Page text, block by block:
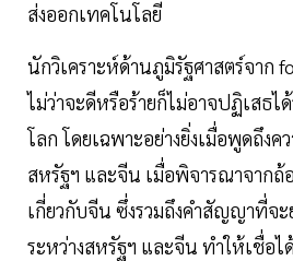
ส่งออกเทคโนโลยี
นักวิเคราะห์ด้านภูมิรัฐศาสตร์จาก
ไม่ว่าจะดีหรือร้ายก็ไม่อาจปฏิเสธ
โลก โดยเฉพาะอย่างยิ่งเมื่อพูดถึงค
สหรัฐฯ และจีน เมื่อพิจารณาจากถ้
เกี่ยวกับจีน ซึ่งรวมถึงคำสัญญาที่จะ
ระหว่างสหรัฐฯ และจีน ทำให้เชื่อไ